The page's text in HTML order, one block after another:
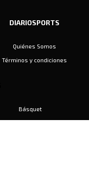
DIARIOSPORTS
Quiénes Somos
Términos y condiciones
Básquet